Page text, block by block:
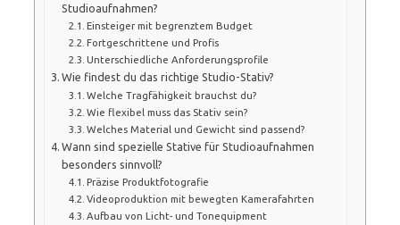
Studioaufnahmen?
Einsteiger mit begrenztem Budget
Fortgeschrittene und Profis
Unterschiedliche Anforderungsprofile
Wie findest du das richtige Studio-Stativ?
Welche Tragfähigkeit brauchst du?
Wie flexibel muss das Stativ sein?
Welches Material und Gewicht sind passend?
Wann sind spezielle Stative für Studioaufnahmen
besonders sinnvoll?
Präzise Produktfotografie
Videoproduktion mit bewegten Kamerafahrten
Aufbau von Licht- und Tonequipment